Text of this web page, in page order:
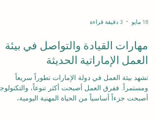
مهارات القيادة والتواصل في بيئة
العمل الإماراتية الحديثة
تشهد بيئة العمل في دولة الإمارات تطوراً سريعاً
ومستمراً. ففرق العمل أصبحت أكثر تنوعاً،